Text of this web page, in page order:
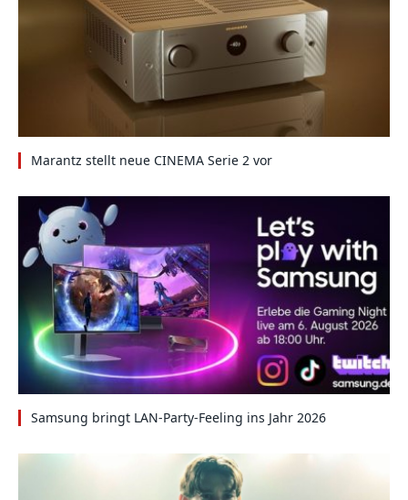
Marantz stellt neue CINEMA Serie 2 vor
Samsung bringt LAN-Party-Feeling ins Jahr 2026